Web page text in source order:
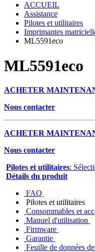
ACCUEIL
Assistance
Pilotes et utilitaires
Imprimantes
ML5591eco
ML5591eco
ACHETER
Nous contacter
ACHETER
Nous contacter
Pilotes et utilitaires:
Détails du produit
FAQ
Pilotes et utilitaires
Consommables et
Manuel d'utilisation
Firmware
Garantie
Feuille de données